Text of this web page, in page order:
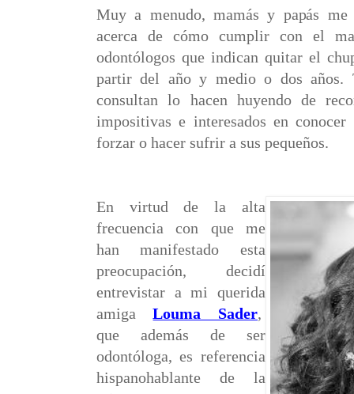
Muy a menudo, mamás y papás
acerca de cómo cumplir con el
odontólogos que indican quitar el
partir del año y medio o dos años.
consultan lo hacen huyendo de
impositivas e interesados en conocer
forzar o hacer sufrir a sus pequeños.
En virtud de la alta
frecuencia con que me
han manifestado esta
preocupación, decidí
entrevistar a mi querida
amigaLouma Sader,
que además de ser
odontóloga, es referencia
hispanohablante de la